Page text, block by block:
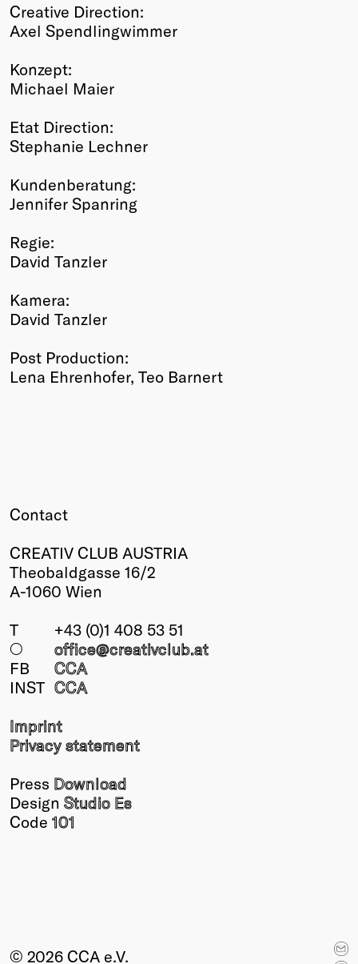
Creative Direction:
Axel Spendlingwimmer
Konzept:
Michael Maier
Etat Direction:
Stephanie Lechner
Kundenberatung:
Jennifer Spanring
Regie:
David Tanzler
Kamera:
David Tanzler
Post Production:
Lena Ehrenhofer, Teo Barnert
Contact
CREATIV CLUB AUSTRIA
Theobaldgasse 16/2
A-1060 Wien
T
+43 (0)1 408 53 51
○
office@creativclub.at
FB
CCA
INST CCA
Imprint
Privacy statement
Press Download
Design Studio Es
Code 101
© 2026 CCA e.V.